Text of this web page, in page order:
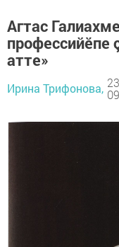
Агтас
профессийӗпе
атте»
Ирина Трифонова,